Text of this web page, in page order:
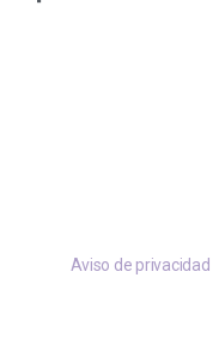
Aviso de privacidad